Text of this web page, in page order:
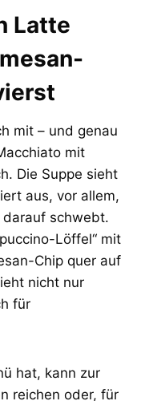
Latte
mit – und genau
mit
Die Suppe sieht
aus, vor allem,
schwebt.
Löffel“ mit
Chip quer auf
nicht nur
für
hat, kann zur
reichen oder, für